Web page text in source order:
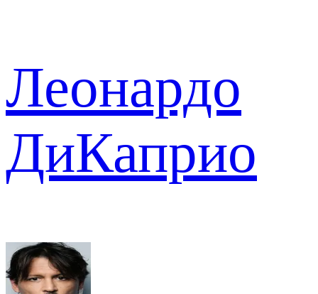
Леонардо
ДиКаприо